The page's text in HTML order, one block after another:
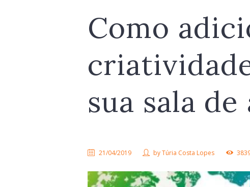
Como
sua sala de
21/04/2019 byTúria Costa Lopes